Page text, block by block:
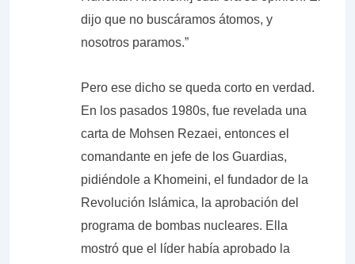
dijo que no buscáramos átomos, y
nosotros paramos.”
Pero ese dicho se queda corto en verdad.
En los pasados 1980s, fue revelada una
carta de Mohsen Rezaei, entonces el
comandante en jefe de los Guardias,
pidiéndole a Khomeini, el fundador de la
Revolución Islámica, la aprobación del
programa de bombas nucleares. Ella
mostró que el líder había aprobado la